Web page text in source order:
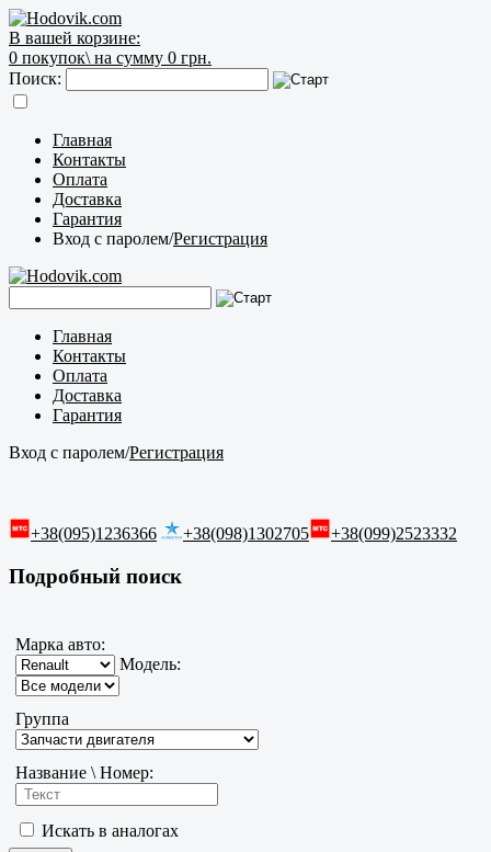
В вашей корзине:
0 покупок\ на сумму 0 грн.
Поиск:
Главная
Контакты
Оплата
Доставка
Гарантия
Вход с паролем/Регистрация
Главная
Контакты
Оплата
Доставка
Гарантия
Вход с паролем/Регистрация
+38(095)1236366 +38(098)1302705 +38(099)2523332
Подробный поиск
Марка авто:
Модель:
Группа
Название \ Номер:
Искать в аналогах